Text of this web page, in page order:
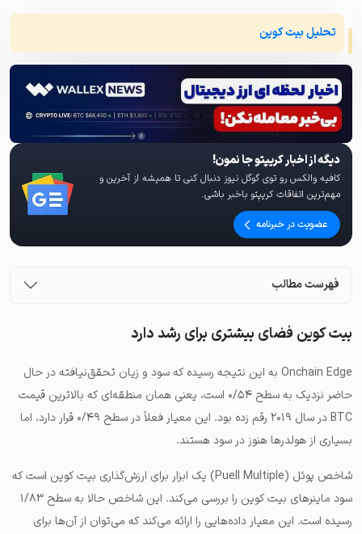
تحلیل بیت کوین
دیگه از اخبار کریپتو جا نمون!
کافیه والکس رو توی گوگل نیوز دنبال کنی تا همیشه از آخرین و
مهم‌ترین اتفاقات کریپتو باخبر باشی.
عضویت در خبرنامه
فهرست مطالب
بیت کوین فضای بیشتری برای رشد دارد
Onchain Edge به این نتیجه رسیده که سود و زیان تحقق‌نیافته در حال
حاضر نزدیک به سطح ۰/۵۴ است، یعنی همان منطقه‌ای که بالاترین قیمت
BTC در سال ۲۰۱۹ رقم زده بود. این معیار فعلاً در سطح ۰/۴۹ قرار دارد، اما
بسیاری از هولدرها هنوز در سود هستند.
شاخص پوئل (Puell Multiple) یک ابزار برای ارزش‌گذاری بیت کوین است که
سود ماینرهای بیت کوین را بررسی می‌کند. این شاخص حالا به سطح ۱/۸۳
رسیده است. این معیار داده‌هایی را ارائه می‌کند که می‌توان از آن‌ها برای